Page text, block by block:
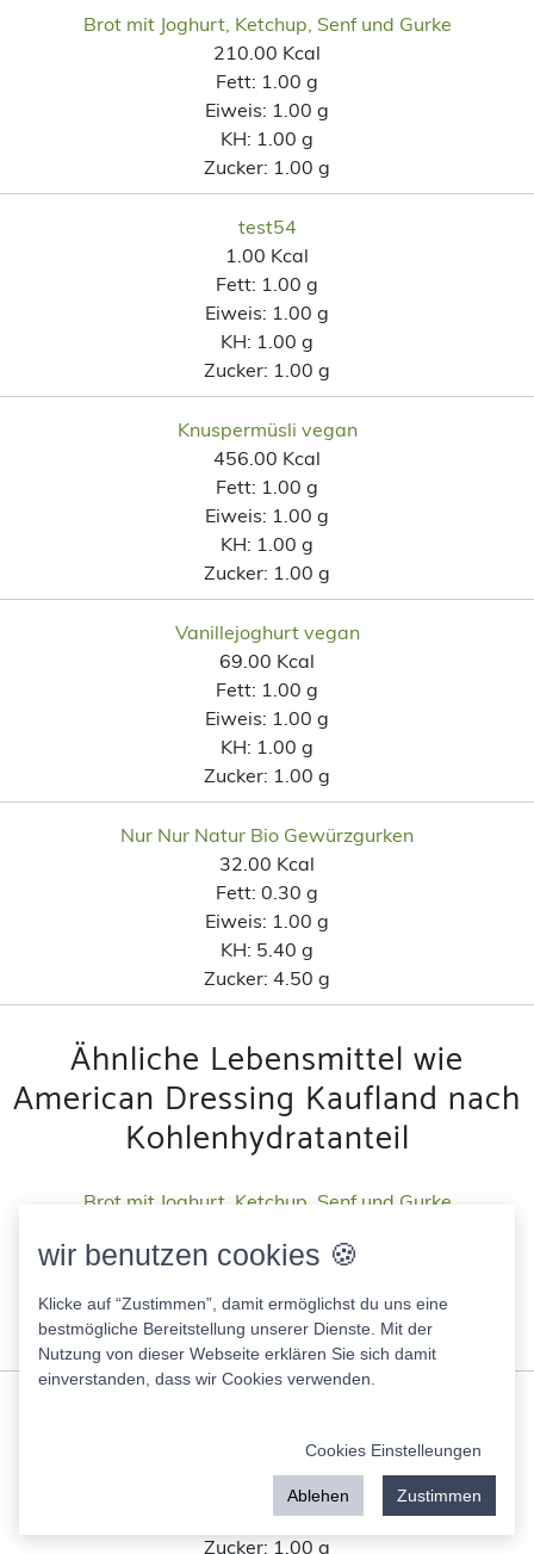
Brot mit Joghurt, Ketchup, Senf und Gurke
210.00 Kcal
Fett: 1.00 g
Eiweis: 1.00 g
KH: 1.00 g
Zucker: 1.00 g
test54
1.00 Kcal
Fett: 1.00 g
Eiweis: 1.00 g
KH: 1.00 g
Zucker: 1.00 g
Knuspermüsli vegan
456.00 Kcal
Fett: 1.00 g
Eiweis: 1.00 g
KH: 1.00 g
Zucker: 1.00 g
Vanillejoghurt vegan
69.00 Kcal
Fett: 1.00 g
Eiweis: 1.00 g
KH: 1.00 g
Zucker: 1.00 g
Nur Nur Natur Bio Gewürzgurken
32.00 Kcal
Fett: 0.30 g
Eiweis: 1.00 g
KH: 5.40 g
Zucker: 4.50 g
Ähnliche Lebensmittel wie
American Dressing Kaufland nach
Kohlenhydratanteil
Brot mit Joghurt, Ketchup, Senf und Gurke
Fett:1.00 g
KH:1.00 g
Zucker:
1.00 g
1.00 g
1.00 g
1.00 g
Zucker: 1.00 g
wir benutzen cookies 🍪
Klicke auf “Zustimmen”, damit ermöglichst du uns eine
bestmögliche Bereitstellung unserer Dienste. Mit der
Nutzung von dieser Webseite erklären Sie sich damit
einverstanden, dass wir Cookies verwenden.
Cookies Einstelleungen
Ablehen Zustimmen